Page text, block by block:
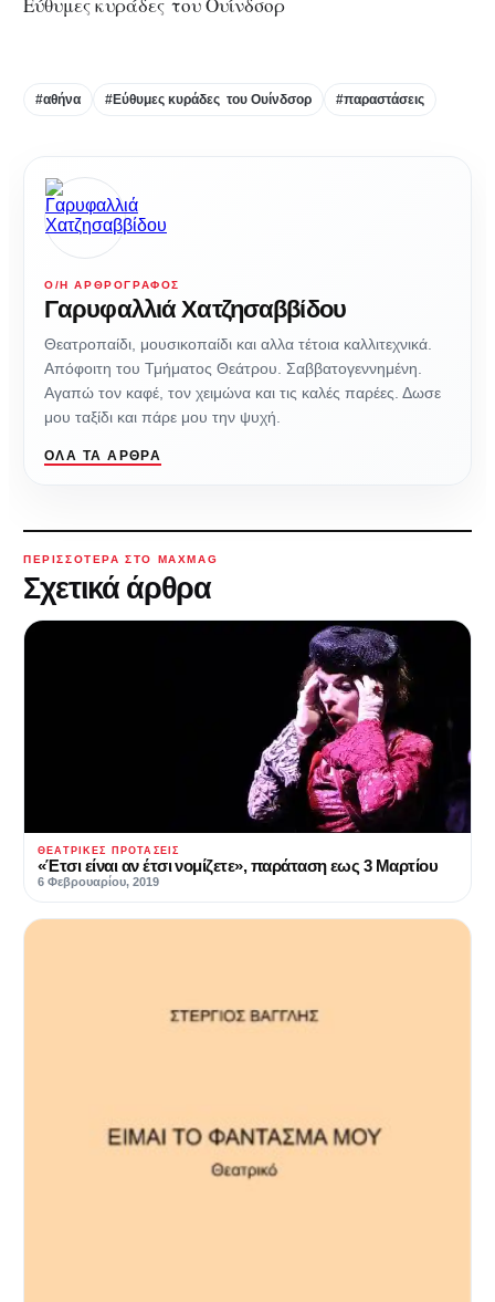
Εύθυμες κυράδες του Ουίνδσορ
#αθήνα #Εύθυμες κυράδες του Ουίνδσορ #παραστάσεις
Ο/Η ΑΡΘΡΟΓΡΆΦΟΣ
Γαρυφαλλιά Χατζησαββίδου
Θεατροπαίδι, μουσικοπαίδι και αλλα τέτοια καλλιτεχνικά.
Απόφοιτη του Τμήματος Θεάτρου. Σαββατογεννημένη.
Αγαπώ τον καφέ, τον χειμώνα και τις καλές παρέες. Δωσε
μου ταξίδι και πάρε μου την ψυχή.
ΌΛΑ ΤΑ ΆΡΘΡΑ
ΠΕΡΙΣΣΌΤΕΡΑ ΣΤΟ MAXMAG
Σχετικά άρθρα
ΘΕΑΤΡΙΚΈΣ ΠΡΟΤΆΣΕΙΣ
«Έτσι είναι αν έτσι νομίζετε», παράταση εως 3 Μαρτίου
6 Φεβρουαρίου, 2019